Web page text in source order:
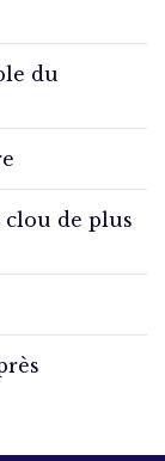
du
clou de plus